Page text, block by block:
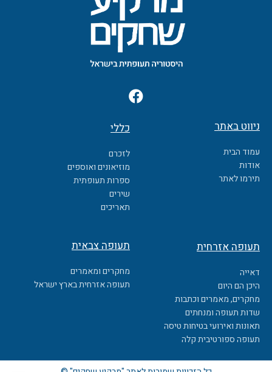
F
a
e
b
o
o
k
ניווט באתר
עמוד הבית
אודות
תירמו לאתר
כללי
לזכרם
מוזיאונים ואוספים
ספרות תעופתית
שירים
תאריכים
תעופה אזרחית
דאייה
היכן הם היום
מחקרים, מאמרים וכתבות
שדות תעופה ומנחתים
תאונות ואירועי בטיחות טיסה
תעופה ספורטיבית קלה
תעופה צבאית
מחקרים ומאמרים
תעופה אזרחית בארץ ישראל